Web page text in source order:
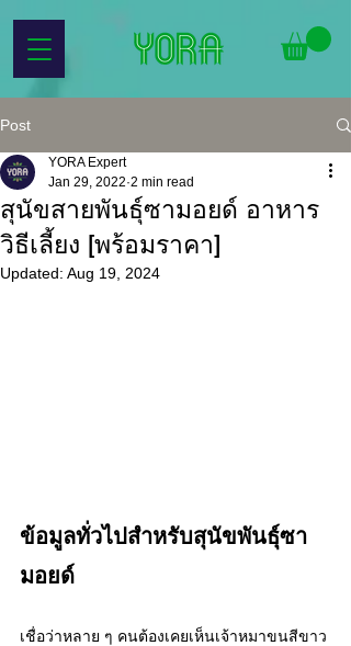
Post
สุนัขสายพันธุ์ซามอยด์ อาหาร
วิธีเลี้ยง [พร้อมราคา]
YORA Expert
Jan 29, 2022 2 min read
Updated: Aug 19, 2024
ข้อมูลทั่วไปสำหรับสุนัขพันธุ์ซา
มอยด์
เชื่อว่าหลาย ๆ คนต้องเคยเห็นเจ้าหมาขนสีขาว